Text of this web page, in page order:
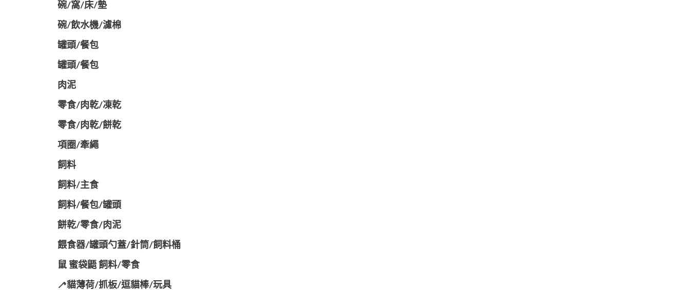
碗/窩/床/墊
碗/飲水機/濾棉
罐頭/餐包
罐頭/餐包
肉泥
零食/肉乾/凍乾
零食/肉乾/餅乾
項圈/牽繩
飼料
飼料/主食
飼料/餐包/罐頭
餅乾/零食/肉泥
餵食器/罐頭勺蓋/針筒/飼料桶
鼠 蜜袋鼯 飼料/零食
🦯貓薄荷/抓板/逗貓棒/玩具